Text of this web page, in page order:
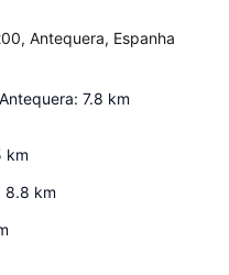
Antequera, Espanha
: 7.8 km
km
8.8 km